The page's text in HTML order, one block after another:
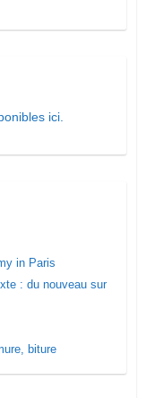
ici.
in Paris
: du nouveau sur
biture